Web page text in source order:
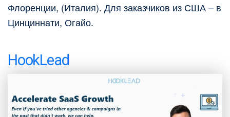
Флоренции, (Италия). Для заказчиков из США – в
Цинциннати, Огайо.
HookLead